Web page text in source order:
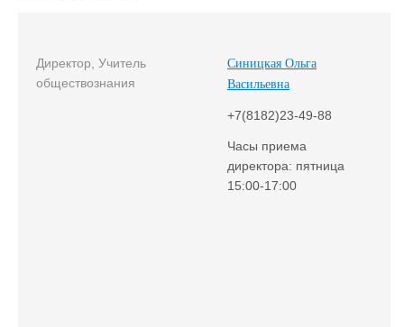
Директор, Учитель
обществознания
Синицкая Ольга
Васильевна
+7(8182)23-49-88
Часы приема
директора: пятница
15:00-17:00